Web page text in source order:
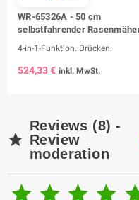
WR-65326A - 50 cm
selbstfahrender
4-in-1-Funktion. Drücken.
524,33 € inkl. MwSt.

Reviews (8) -
Review
moderation
   